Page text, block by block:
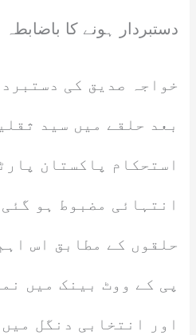
دستبردار ہونے کا باضابطہ
خواجہ صدیق کی
بعد حلقے میں سید
استحکام پاکستان
انتہائی مضبوط ہو
حلقوں کے مطابق اس
پی کے ووٹ بینک میں
اور انتخابی دنگل